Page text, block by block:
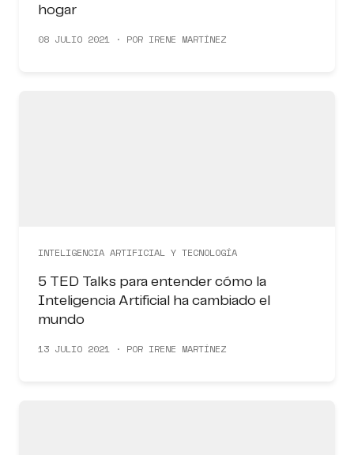
hogar
08 JULIO 2021 · POR IRENE MARTÍNEZ
INTELIGENCIA ARTIFICIAL Y TECNOLOGÍA
5 TED Talks para entender cómo la
Inteligencia Artificial ha cambiado el
mundo
13 JULIO 2021 · POR IRENE MARTÍNEZ